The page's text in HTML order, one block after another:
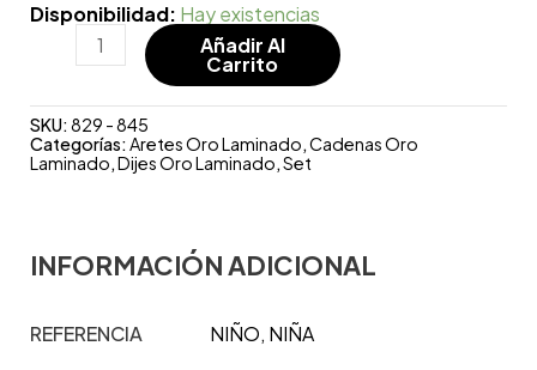
Disponibilidad: Hay existencias
Añadir Al
Carrito
SKU:829 - 845
Categorías:Aretes Oro Laminado,Cadenas Oro
Laminado,Dijes Oro Laminado,Set
INFORMACIÓN ADICIONAL
REFERENCIA NIÑO, NIÑA